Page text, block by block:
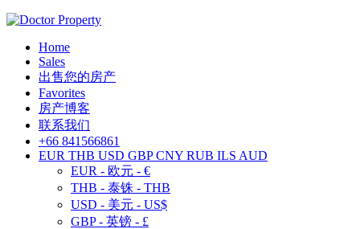
Home
Sales
出售您的房产
Favorites
房产博客
联系我们
+66 841566861
EUR THB USD GBP CNY RUB ILS AUD
EUR - 欧元 - €
THB - 泰铢 - THB
USD - 美元 - US$
GBP - 英镑 - £